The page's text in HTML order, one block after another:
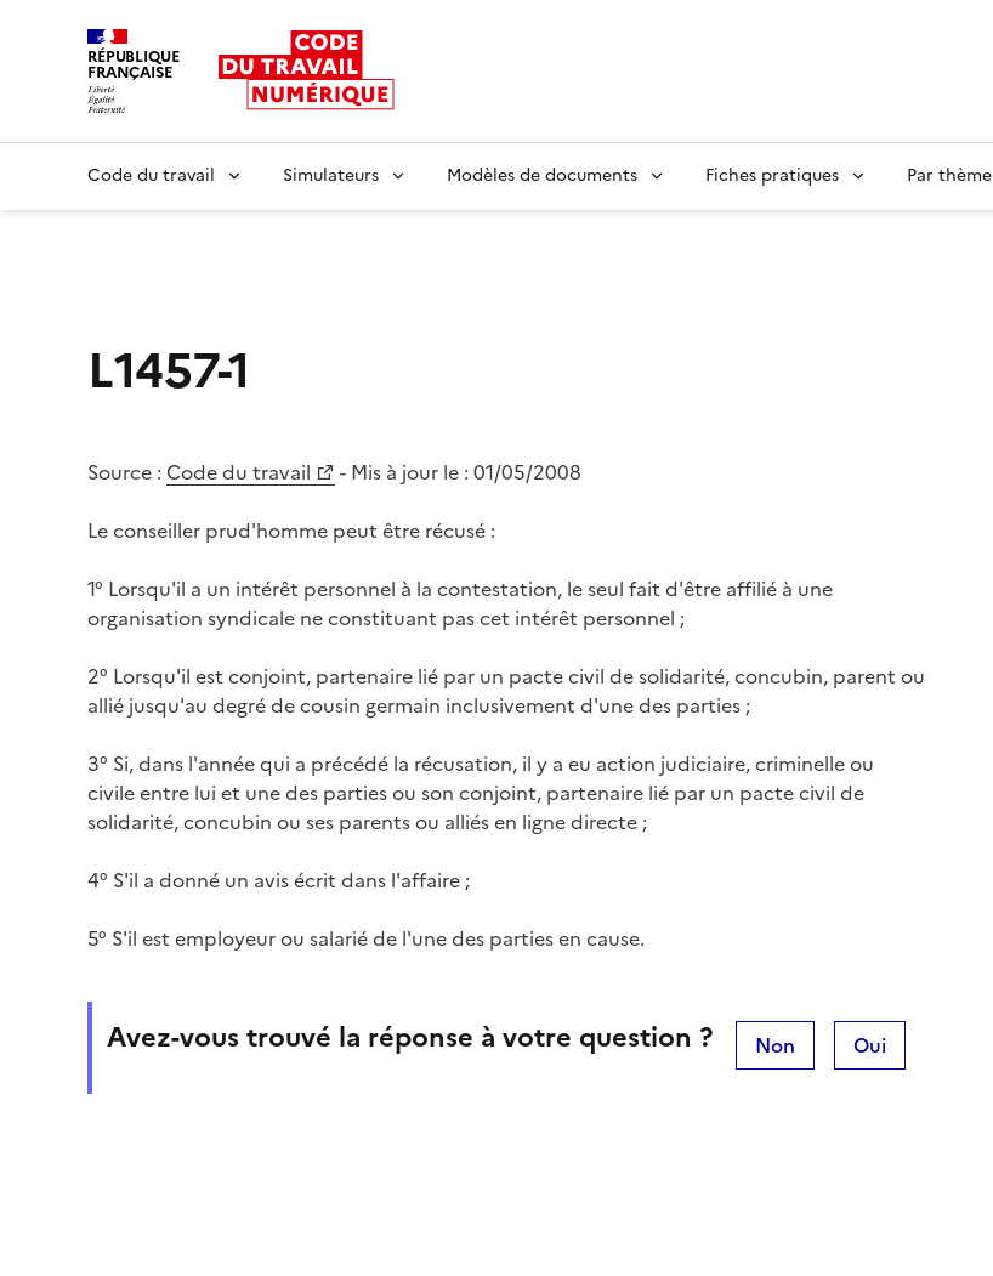
RÉPUBLIQUE
FRANÇAISE
Code du travail Simulateurs Modèles de documents Fiches pratiques Par thème
L1457-1
Source : Code du travail - Mis à jour le : 01/05/2008
Le conseiller prud'homme peut être récusé :
1° Lorsqu'il a un intérêt personnel à la contestation, le seul fait d'être affilié à une
organisation syndicale ne constituant pas cet intérêt personnel ;
2° Lorsqu'il est conjoint, partenaire lié par un pacte civil de solidarité, concubin, parent ou
allié jusqu'au degré de cousin germain inclusivement d'une des parties ;
3° Si, dans l'année qui a précédé la récusation, il y a eu action judiciaire, criminelle ou
civile entre lui et une des parties ou son conjoint, partenaire lié par un pacte civil de
solidarité, concubin ou ses parents ou alliés en ligne directe ;
4° S'il a donné un avis écrit dans l'affaire ;
5° S'il est employeur ou salarié de l'une des parties en cause.
Avez-vous trouvé la réponse à votre question ? Non Oui